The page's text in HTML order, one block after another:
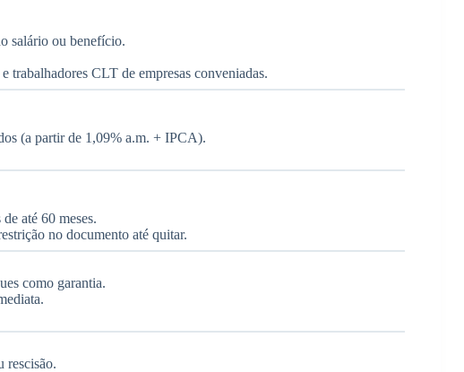
salário ou benefício.
trabalhadores CLT de empresas conveniadas.
(a partir de 1,09% a.m. + IPCA).
até 60 meses.
no documento até quitar.
como garantia.
rescisão.